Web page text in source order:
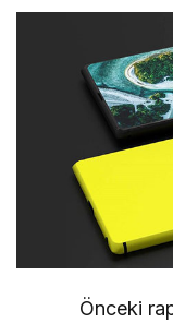
Önceki